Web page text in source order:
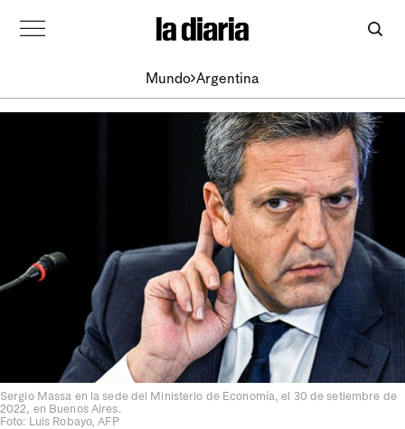
Mundo Argentina
Sergio Massa en la sede del Ministerio de Economía, el 30 de setiembre de
2022, en Buenos Aires.
Foto: Luis Robayo, AFP